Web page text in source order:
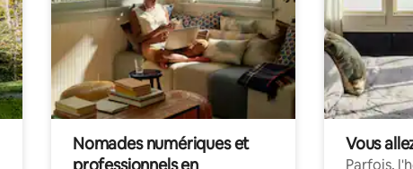
Nomades numériques et
Vous
Parfois,